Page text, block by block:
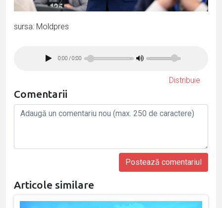
sursa: Moldpres
0:00 /0:00
Distribuie
Comentarii
Articole similare